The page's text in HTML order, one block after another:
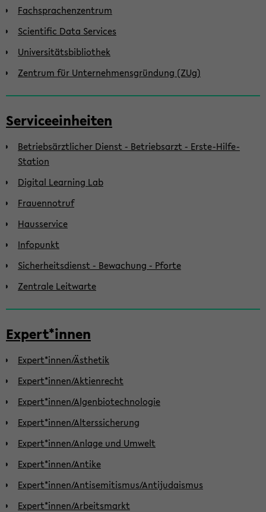
Fachsprachenzentrum
Scientific Data Services
Universitätsbibliothek
Zentrum für Unternehmensgründung (ZUg)
Serviceeinheiten
Betriebsärztlicher Dienst - Betriebsarzt - Erste-Hilfe-
Station
Digital Learning Lab
Frauennotruf
Hausservice
Infopunkt
Sicherheitsdienst - Bewachung - Pforte
Zentrale Leitwarte
Expert*innen
Expert*innen/Ästhetik
Expert*innen/Aktienrecht
Expert*innen/Algenbiotechnologie
Expert*innen/Alterssicherung
Expert*innen/Anlage und Umwelt
Expert*innen/Antike
Expert*innen/Antisemitismus/Antijudaismus
Expert*innen/Arbeitsmarkt